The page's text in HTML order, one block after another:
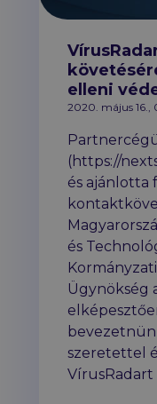
elleni
2020. május 16.,
(https://
és ajánlotta
és
Ügynökség
szeretettel
VírusRadart